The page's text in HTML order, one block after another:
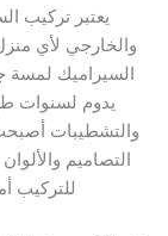
يعتبر تركيب
والخارجي لأي
السيراميك لمسة
يدوم لسنوات
والتشطيبات
التصاميم
للتركيب